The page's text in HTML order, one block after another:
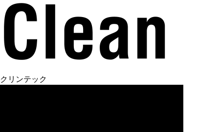
クリンテック